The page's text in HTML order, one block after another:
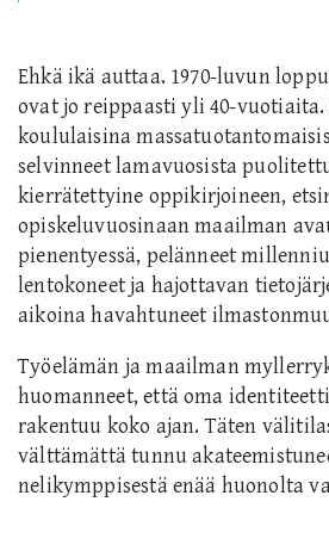
Ehkä ikä auttaa. 1970-luvun
ovat jo reippaasti yli 40-vuotiaita.
koululaisina
selvinneet lamavuosista
kierrätettyine oppikirjoineen,
opiskeluvuosinaan maailman
pienentyessä, pelänneet
lentokoneet ja hajottavan
aikoina havahtuneet
Työelämän ja maailman
huomanneet, että oma
rakentuu koko ajan. Täten
välttämättä tunnu
nelikymppisestä enää huonolta